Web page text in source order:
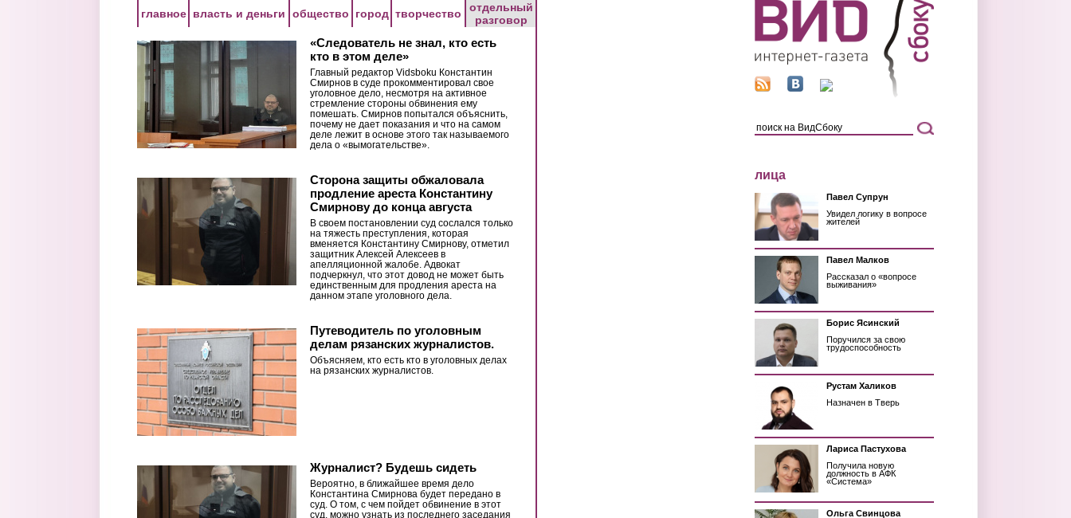
главное власть и деньги общество город творчество
отдельный
разговор
«Следователь не знал, кто есть
кто в этом деле»
Главный редактор Vidsboku Константин
Смирнов в суде прокомментировал свое
уголовное дело, несмотря на активное
стремление стороны обвинения ему
помешать. Смирнов попытался объяснить,
почему не дает показания и что на самом
деле лежит в основе этого так называемого
дела о «вымогательстве».
Сторона защиты обжаловала
продление ареста Константину
Смирнову до конца августа
В своем постановлении суд сослался только
на тяжесть преступления, которая
вменяется Константину Смирнову, отметил
защитник Алексей Алексеев в
апелляционной жалобе. Адвокат
подчеркнул, что этот довод не может быть
единственным для продления ареста на
данном этапе уголовного дела.
Путеводитель по уголовным
делам рязанских журналистов.
Объясняем, кто есть кто в уголовных делах
на рязанских журналистов.
Журналист? Будешь сидеть
Вероятно, в ближайшее время дело
Константина Смирнова будет передано в
суд. О том, с чем пойдет обвинение в этот
суд, можно узнать из последнего заседания
лица
Павел Супрун
Увидел логику в вопросе
жителей
Павел Малков
Рассказал о «вопросе
выживания»
Борис Ясинский
Поручился за свою
трудоспособность
Рустам Халиков
Назначен в Тверь
Лариса Пастухова
Получила новую
должность в АФК
«Система»
Ольга Свинцова